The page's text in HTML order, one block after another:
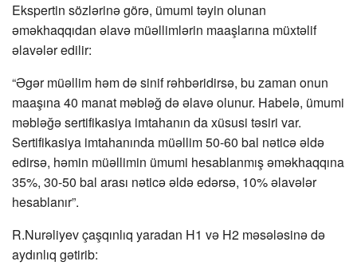
Ekspertin sözlərinə görə, ümumi təyin olunan
əməkhaqqıdan əlavə müəllimlərin maaşlarına müxtəlif
əlavələr edilir:
“Əgər müəllim həm də sinif rəhbəridirsə, bu zaman onun
maaşına 40 manat məbləğ də əlavə olunur. Habelə, ümumi
məbləğə sertifikasiya imtahanın da xüsusi təsiri var.
Sertifikasiya imtahanında müəllim 50-60 bal nəticə əldə
edirsə, həmin müəllimin ümumi hesablanmış əməkhaqqına
35%, 30-50 bal arası nəticə əldə edərsə, 10% əlavələr
hesablanır”.
R.Nurəliyev çaşqınlıq yaradan H1 və H2 məsələsinə də
aydınlıq gətirib: